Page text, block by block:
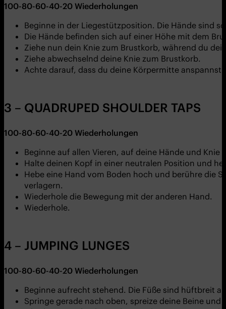
100-80-60-40-20 Wiederholungen
Beginne in der Liegestützposition. Die Hände sind
Die Hände befinden sich auf einer Höhe mit dem
Ziehe nun dein Knie zum Brustkorb, während du
Ziehe abwechselnd deine Knie zum Brustkorb.
Achte darauf, dass du deine Körpermitte
3 – QUADRUPED SHOULDER TAPS
100-80-60-40-20 Wiederholungen
Beginne auf allen Vieren, auf deine Hände und
Halte deinen Kopf in einer neutralen Position und
Hebe eine Hand vom Boden hoch und berühre die
verlagern.
Wiederhole die Bewegung mit der anderen Hand.
Wiederhole.
4 – JUMPING LUNGES
100-80-60-40-20 Wiederholungen
Beginne aufrecht stehend. Die Füße sind hüftbreit
Springe gerade nach oben, spreize deine Beine